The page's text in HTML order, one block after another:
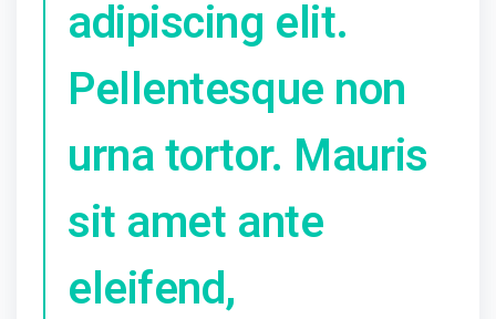
adipiscing elit.
Pellentesque non
urna tortor. Mauris
sit amet ante
eleifend,